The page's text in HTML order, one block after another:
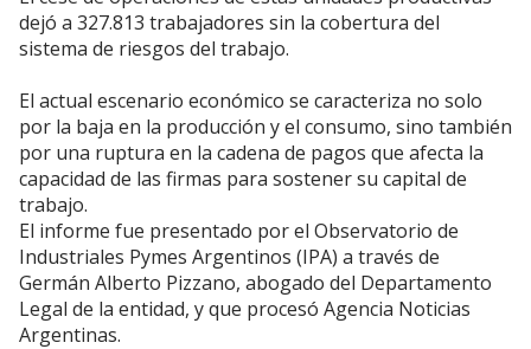
dejó a 327.813 trabajadores sin la cobertura del
sistema de riesgos del trabajo.
El actual escenario económico se caracteriza no solo
por la baja en la producción y el consumo, sino también
por una ruptura en la cadena de pagos que afecta la
capacidad de las firmas para sostener su capital de
trabajo.
El informe fue presentado por el Observatorio de
Industriales Pymes Argentinos (IPA) a través de
Germán Alberto Pizzano, abogado del Departamento
Legal de la entidad, y que procesó Agencia Noticias
Argentinas.